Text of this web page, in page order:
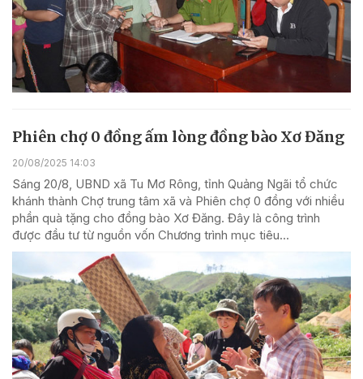
Phiên chợ 0 đồng ấm lòng đồng bào Xơ Đăng
20/08/2025 14:03
Sáng 20/8, UBND xã Tu Mơ Rông, tỉnh Quảng Ngãi tổ chức
khánh thành Chợ trung tâm xã và Phiên chợ 0 đồng với nhiều
phần quà tặng cho đồng bào Xơ Đăng. Đây là công trình
được đầu tư từ nguồn vốn Chương trình mục tiêu...